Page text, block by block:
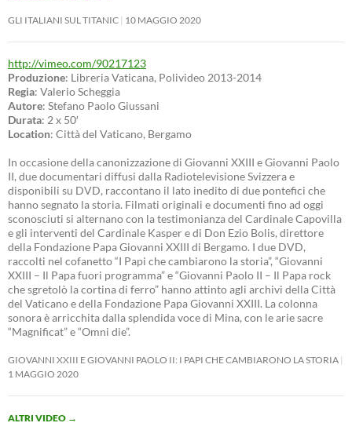
GLI ITALIANI SUL TITANIC 10 MAGGIO 2020
http://vimeo.com/90217123
Produzione: Libreria Vaticana, Polivideo 2013-2014
Regia: Valerio Scheggia
Autore: Stefano Paolo Giussani
Durata: 2 x 50′
Location: Città del Vaticano, Bergamo
In occasione della canonizzazione di Giovanni XXIII e Giovanni Paolo
II, due documentari diffusi dalla Radiotelevisione Svizzera e
disponibili su DVD, raccontano il lato inedito di due pontefici che
hanno segnato la storia. Filmati originali e documenti fino ad oggi
sconosciuti si alternano con la testimonianza del Cardinale Capovilla
e gli interventi del Cardinale Kasper e di Don Ezio Bolis, direttore
della Fondazione Papa Giovanni XXIII di Bergamo. I due DVD,
raccolti nel cofanetto “I Papi che cambiarono la storia”, “Giovanni
XXIII – Il Papa fuori programma” e “Giovanni Paolo II – Il Papa rock
che sgretolò la cortina di ferro” hanno attinto agli archivi della Città
del Vaticano e della Fondazione Papa Giovanni XXIII. La colonna
sonora è arricchita dalla splendida voce di Mina, con le arie sacre
“Magnificat” e “Omni die”.
GIOVANNI XXIII E GIOVANNI PAOLO II: I PAPI CHE CAMBIARONO LA STORIA
1 MAGGIO 2020
ALTRI VIDEO →